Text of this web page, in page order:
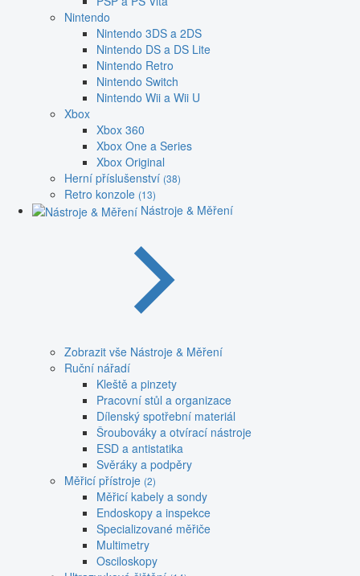
Nintendo
Nintendo 3DS a 2DS
Nintendo DS a DS Lite
Nintendo Retro
Nintendo Switch
Nintendo Wii a Wii U
Xbox
Xbox 360
Xbox One a Series
Xbox Original
Herní příslušenství (38)
Retro konzole (13)
Nástroje & Měření
Zobrazit vše Nástroje & Měření
Ruční nářadí
Kleště a pinzety
Pracovní stůl a organizace
Dílenský spotřební materiál
Šroubováky a otvírací nástroje
ESD a antistatika
Svěráky a podpěry
Měřicí přístroje (2)
Měřicí kabely a sondy
Endoskopy a inspekce
Specializované měřiče
Multimetry
Osciloskopy